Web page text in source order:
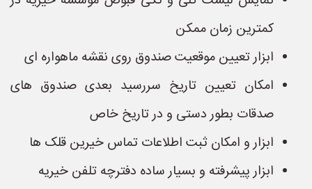
کمترین زمان ممکن
ابزار تعیین موقعیت صندوق روی نقشه ماهواره ای
امکان تعیین تاریخ سررسید بعدی صندوق های
صدقات بطور دستی و در تاریخ خاص
ابزار و امکان ثبت اطلاعات تماس خیرین قلک ها
ابزار پیشرفته و بسیار ساده دفترچه تلفن خیریه